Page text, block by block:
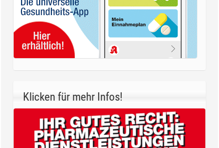
Klicken für mehr Infos!